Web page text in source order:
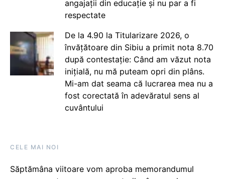
angajații din educație și nu par a fi
respectate
De la 4.90 la Titularizare 2026, o
învățătoare din Sibiu a primit nota 8.70
după contestație: Când am văzut nota
inițială, nu mă puteam opri din plâns.
Mi-am dat seama că lucrarea mea nu a
fost corectată în adevăratul sens al
cuvântului
CELE MAI NOI
Săptămâna viitoare vom aproba memorandumul